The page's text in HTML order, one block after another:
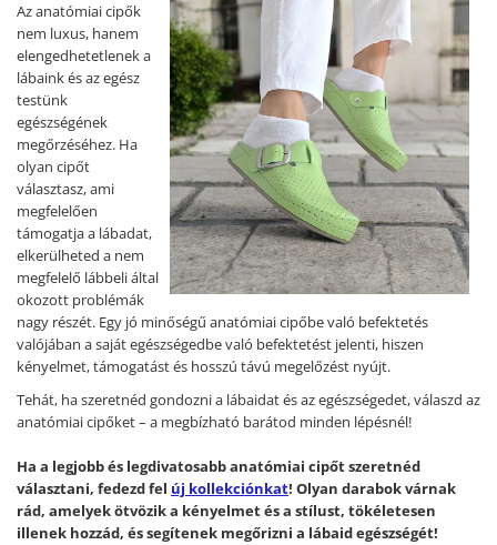
Az anatómiai cipők
nem luxus, hanem
elengedhetetlenek a
lábaink és az egész
testünk
egészségének
megőrzéséhez. Ha
olyan cipőt
választasz, ami
megfelelően
támogatja a lábadat,
elkerülheted a nem
megfelelő lábbeli által
okozott problémák
nagy részét. Egy jó minőségű anatómiai cipőbe való befektetés
valójában a saját egészségedbe való befektetést jelenti, hiszen
kényelmet, támogatást és hosszú távú megelőzést nyújt.
Tehát, ha szeretnéd gondozni a lábaidat és az egészségedet, válaszd az
anatómiai cipőket – a megbízható barátod minden lépésnél!
Ha a legjobb és legdivatosabb anatómiai cipőt szeretnéd
választani, fedezd fel új kollekciónkat! Olyan darabok várnak
rád, amelyek ötvözik a kényelmet és a stílust, tökéletesen
illenek hozzád, és segítenek megőrizni a lábaid egészségét!